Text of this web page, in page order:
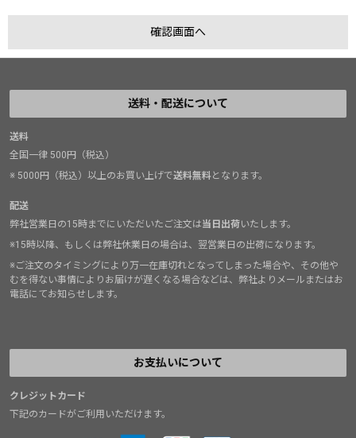
送料・配送について
送料
全国一律 500円（税込）
※ 5000円（税込）以上のお買い上げで送料無料となります。
配送
弊社営業日の15時までにいただいたご注文は当日出荷いたします。
※15時以降、もしくは弊社休業日の場合は、翌営業日の出荷になります。
※ご注文のタイミングにより万一在庫切れとなってしまった場合や、その他や
むを得ない事情によりお届けが遅くなる場合などは、弊社よりメールまたはお
電話にてお知らせします。
お支払いについて
クレジットカード
下記のカードがご利用いただけます。